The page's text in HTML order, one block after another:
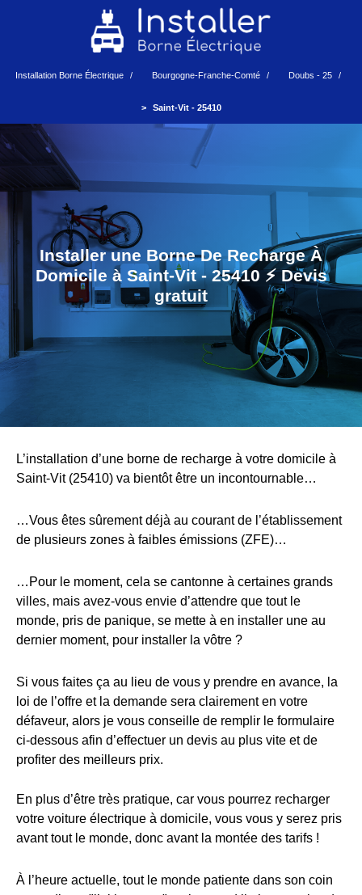
Installation Borne Électrique Bourgogne-Franche-Comté Doubs - 25
Saint-Vit - 25410
Installer une Borne De Recharge À
Domicile à Saint-Vit - 25410 ⚡️ Devis
gratuit
L’installation d’une borne de recharge à votre domicile à
Saint-Vit (25410) va bientôt être un incontournable…
…Vous êtes sûrement déjà au courant de l’établissement
de plusieurs zones à faibles émissions (ZFE)…
…Pour le moment, cela se cantonne à certaines grands
villes, mais avez-vous envie d’attendre que tout le
monde, pris de panique, se mette à en installer une au
dernier moment, pour installer la vôtre ?
Si vous faites ça au lieu de vous y prendre en avance, la
loi de l’offre et la demande sera clairement en votre
défaveur, alors je vous conseille de remplir le formulaire
ci-dessous afin d’effectuer un devis au plus vite et de
profiter des meilleurs prix.
En plus d’être très pratique, car vous pourrez recharger
votre voiture électrique à domicile, vous vous y serez pris
avant tout le monde, donc avant la montée des tarifs !
À l’heure actuelle, tout le monde patiente dans son coin